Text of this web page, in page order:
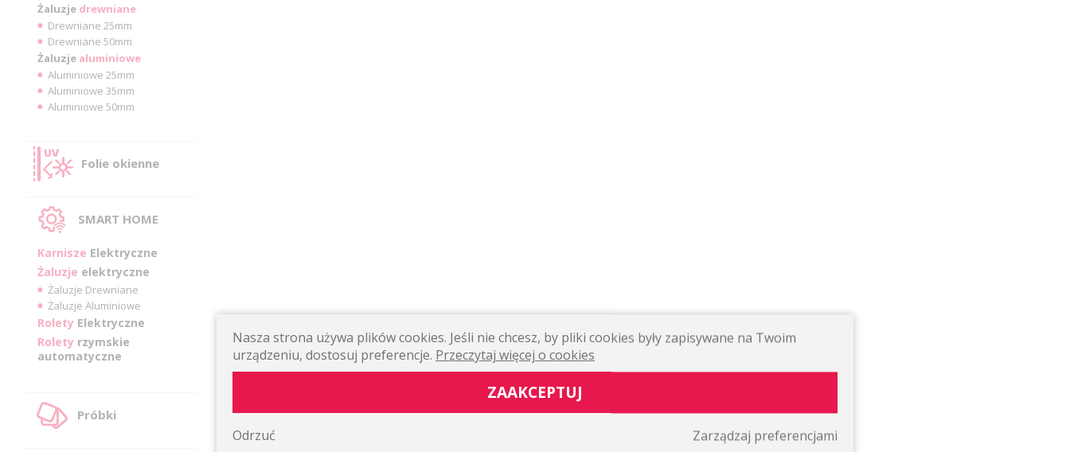
Żaluzje drewniane
Drewniane 25mm
Drewniane 50mm
Żaluzje aluminiowe
Aluminiowe 25mm
Aluminiowe 35mm
Aluminiowe 50mm
Folie okienne
SMART HOME
Karnisze Elektryczne
Żaluzje elektryczne
Żaluzje Drewniane
Żaluzje Aluminiowe
Rolety Elektryczne
Rolety rzymskie
automatyczne
Próbki
Nasza strona używa plików cookies. Jeśli nie chcesz, by pliki cookies były zapisywane na Twoim
urządzeniu, dostosuj preferencje. Przeczytaj więcej o cookies
ZAAKCEPTUJ
Zarządzaj preferencjami
Odrzuć